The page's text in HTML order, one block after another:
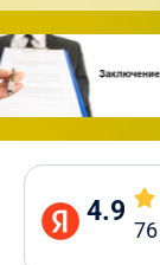
4.9
76